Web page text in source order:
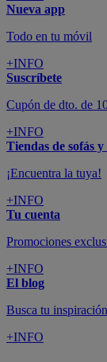
Promociones
+INFO
El blog
Busca tu inspiración
+INFO
Grandes
colchones y
SUSCRÍBETE A